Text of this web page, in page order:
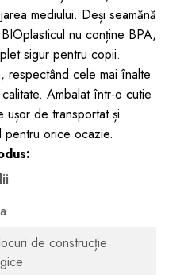
mediului. Deși seamănă
nu conține BPA,
sigur pentru copii.
respectând cele mai înalte
Ambalat într-o cutie
ușor de transportat și
orice ocazie.
de construcție